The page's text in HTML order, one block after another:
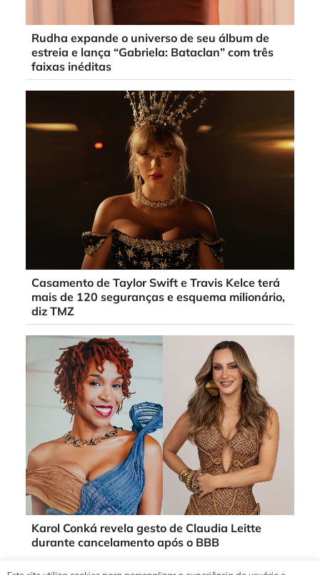
Rudha expande o universo de seu álbum de
estreia e lança “Gabriela: Bataclan” com três
faixas inéditas
Casamento de Taylor Swift e Travis Kelce terá
mais de 120 seguranças e esquema milionário,
diz TMZ
Karol Conká revela gesto de Claudia Leitte
durante cancelamento após o BBB